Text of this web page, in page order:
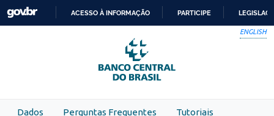
Skip to main content
PARA
O
CONTEÚDO
ACESSO À INFORMAÇÃO PARTICIPE
ENGLISH
Dados Perguntas Frequentes Tutoriais